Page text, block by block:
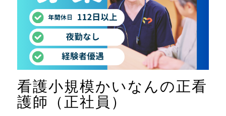
看護小規模かいなんの正看
護師（正社員）